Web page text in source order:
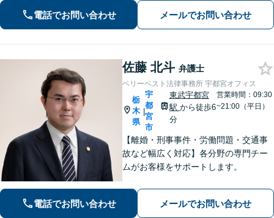
観点から解決策をご提案してまいりま
す。【休日・夜間対応】
電話でお問い合わせ メールでお問い合わせ
佐藤 北斗 弁護士
ベリーベスト法律事務所 宇都宮オフィス
栃
木
県
|
宇
都
宮
市
東武宇都宮
駅 から徒歩6
分
営業時間：09:30
~21:00（平日）
【離婚・刑事事件・労働問題・交通事
故など幅広く対応】各分野の専門チー
ムがお客様をサポートします。
電話でお問い合わせ メールでお問い合わせ